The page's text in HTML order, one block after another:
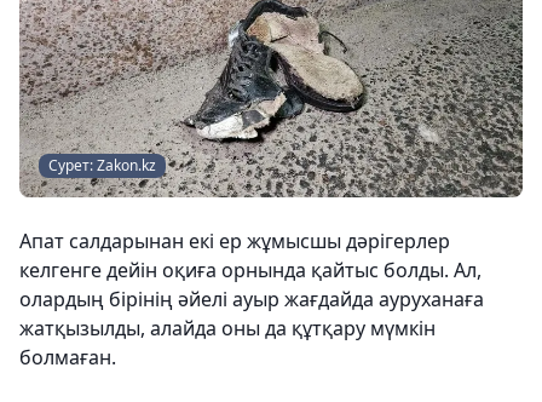
Сурет: Zakon.kz
Апат салдарынан екі ер жұмысшы дәрігерлер
келгенге дейін оқиға орнында қайтыс болды. Ал,
олардың бірінің әйелі ауыр жағдайда ауруханаға
жатқызылды, алайда оны да құтқару мүмкін
болмаған.